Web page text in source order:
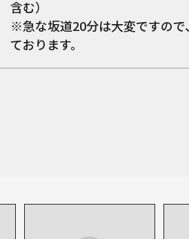
含む）
※急な坂道20分は大変ですので
ております。